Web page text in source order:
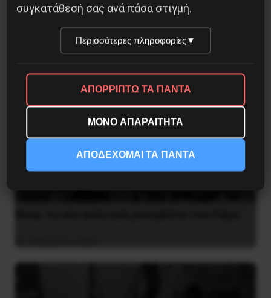
συγκατάθεσή σας ανά πάσα στιγμή.
Περισσότερες πληροφορίες▼
ΑΠΟΡΡΙΠΤΩ ΤΑ ΠΑΝΤΑ
ΜΟΝΟ ΑΠΑΡΑΙΤΗΤΑ
ΑΠΟΔΕΧΟΜΑΙ ΤΑ ΠΑΝΤΑ